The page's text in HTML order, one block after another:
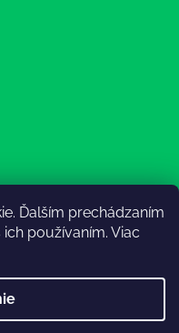
Ďalším prechádzaním
používaním. Viac